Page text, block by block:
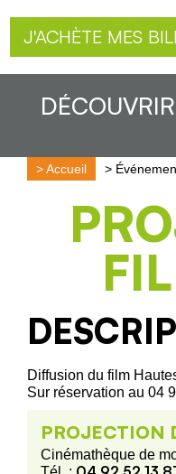
J'ACHÈTE MES
DÉCOUVRIR
>Accueil >
Diffusion du film
Sur réservation au 04
PROJECTION
Cinémathèque de